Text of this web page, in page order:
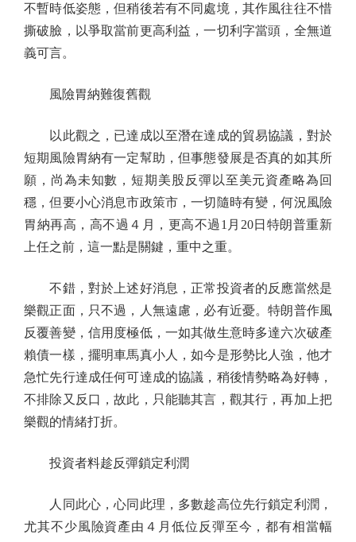
不暫時低姿態，但稍後若有不同處境，其作風往往不惜
撕破臉，以爭取當前更高利益，一切利字當頭，全無道
義可言。
風險胃納難復舊觀
以此觀之，已達成以至潛在達成的貿易協議，對於
短期風險胃納有一定幫助，但事態發展是否真的如其所
願，尚為未知數，短期美股反彈以至美元資產略為回
穩，但要小心消息市政策市，一切隨時有變，何況風險
胃納再高，高不過４月，更高不過1月20日特朗普重新
上任之前，這一點是關鍵，重中之重。
不錯，對於上述好消息，正常投資者的反應當然是
樂觀正面，只不過，人無遠慮，必有近憂。特朗普作風
反覆善變，信用度極低，一如其做生意時多達六次破產
賴債一樣，擺明車馬真小人，如今是形勢比人強，他才
急忙先行達成任何可達成的協議，稍後情勢略為好轉，
不排除又反口，故此，只能聽其言，觀其行，再加上把
樂觀的情緒打折。
投資者料趁反彈鎖定利潤
人同此心，心同此理，多數趁高位先行鎖定利潤，
尤其不少風險資產由４月低位反彈至今，都有相當幅